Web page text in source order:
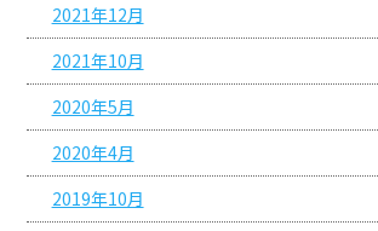
2021年12月
2021年10月
2020年5月
2020年4月
2019年10月